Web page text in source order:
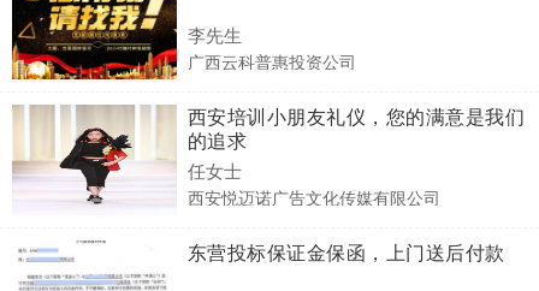
李先生
广西云科普惠投资公司
西安培训小朋友礼仪，您的满意是我们
的追求
任女士
西安悦迈诺广告文化传媒有限公司
东营投标保证金保函，上门送后付款